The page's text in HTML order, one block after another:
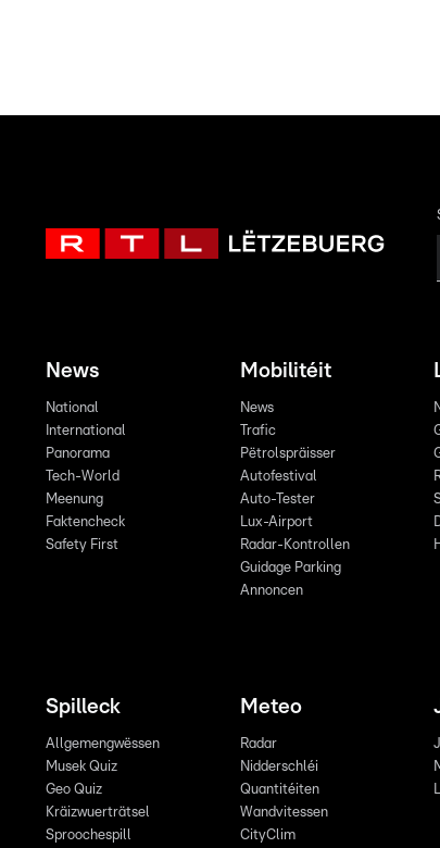
News
National
International
Panorama
Tech-World
Meenung
Faktencheck
Safety First
Mobilitéit
News
Trafic
Pëtrolspräisser
Autofestival
Auto-Tester
Lux-Airport
Radar-Kontrollen
Guidage Parking
Annoncen
Spilleck
Allgemengwëssen
Musek Quiz
Geo Quiz
Kräizwuerträtsel
Sproochespill
Meteo
Radar
Nidderschléi
Quantitéiten
Wandvitessen
CityClim